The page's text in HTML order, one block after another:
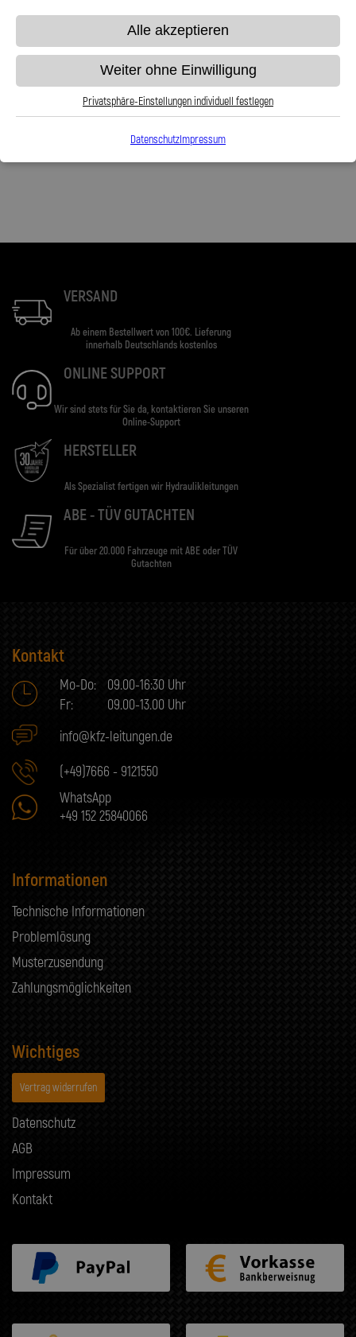
Zum Produkt
Anzeigen
VERSAND
Ab einem Bestellwert von 100€. Lieferung
innerhalb Deutschlands kostenlos
ONLINE SUPPORT
Wir sind stets für Sie da, kontaktieren Sie unseren
Online-Support
HERSTELLER
Als Spezialist fertigen wir Hydraulikleitungen
ABE - TÜV GUTACHTEN
Für über 20.000 Fahrzeuge mit ABE oder TÜV
Gutachten
Kontakt
Mo-Do:
09.00-16:30 Uhr
Fr:
09.00-13.00 Uhr
info@kfz-leitungen.de
(+49)7666 - 9121550
WhatsApp
+49 152 25840066
Informationen
Technische Informationen
Problemlösung
Musterzusendung
Zahlungsmöglichkeiten
Wichtiges
Vertrag widerrufen
Datenschutz
AGB
Impressum
Kontakt
Alle akzeptieren
Weiter ohne Einwilligung
Privatsphäre-Einstellungen individuell festlegen
DatenschutzImpressum